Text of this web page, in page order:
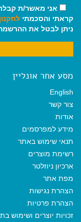
אני מאשר/ת קבלת
קראתי והסכמתי
ניתן לבטל את
מסע אחר אונליין
English
צור קשר
אודות
מידע למפרסמים
תנאי שימוש באתר
רשימת מוצרים
ארכיון ניוזלטר
מפת אתר
הצהרת נגישות
הצהרת פרטיות
זכויות יוצרים ושימוש